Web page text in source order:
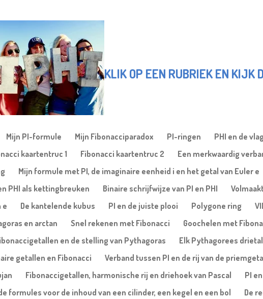
KLIK OP EEN RUBRIEK EN KIJK
Mijn PI-formule Mijn Fibonacciparadox PI-ringen PHI en de
kaartentruc 1 Fibonacci kaartentruc 2 Een merkwaardig
Mijn formule met PI, de imaginaire eenheid i en het getal van Euler e
PHI als kettingbreuken Binaire schrijfwijze van PI en PHI
e
De kantelende kubus PI en de juiste plooi Polygone ring
en arctan
Snel rekenen met Fibonacci Goochelen met
en de stelling van Pythagoras
Elk Pythagorees
getallen en Fibonacci Verband tussen PI en de rij van de
Fibonaccigetallen, harmonische rij en driehoek van Pascal PI
formules voor de inhoud van een cilinder, een kegel en een bol
De